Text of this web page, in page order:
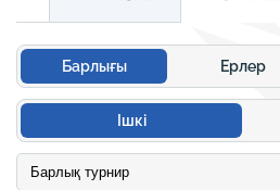
Барлығы Ерлер
Ішкі